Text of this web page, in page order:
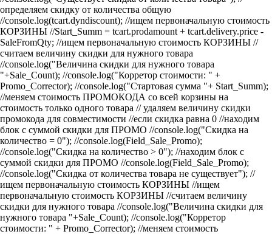
определяем скидку от количества общую
//console.log(tcart.dyndiscount); //ищем первоначальную стоимость
КОРЗИНЫ //Start_Summ = tcart.prodamount + tcart.delivery.price -
SaleFromQty; //ищем первоначальную стоимость КОРЗИНЫ //
считаем величину скидки для нужного товара
//console.log("Величина скидки для нужного товара
"+Sale_Count); //console.log("Корретор стоимости: " +
Promo_Corrector); //console.log("Стартовая сумма "+ Start_Summ);
//меняем стоимость ПРОМОКОДА со всей корзины на
стоимость только одного товара // удаляем величину скидки
промокода для совместимости //если скидка равна 0 //находим
блок с суммой скидки для ПРОМО //console.log("Скидка на
количество = 0"); //console.log(Field_Sale_Promo);
//console.log("Скидка на количество > 0"); //находим блок с
суммой скидки для ПРОМО //console.log(Field_Sale_Promo);
//console.log("Cкидка от количества товара не существует"); //
ищем первоначальную стоимость КОРЗИНЫ //ищем
первоначальную стоимость КОРЗИНЫ //считаем величину
скидки для нужного товара //console.log("Величина скидки для
нужного товара "+Sale_Count); //console.log("Корретор
стоимости: " + Promo_Corrector); //меняем стоимость